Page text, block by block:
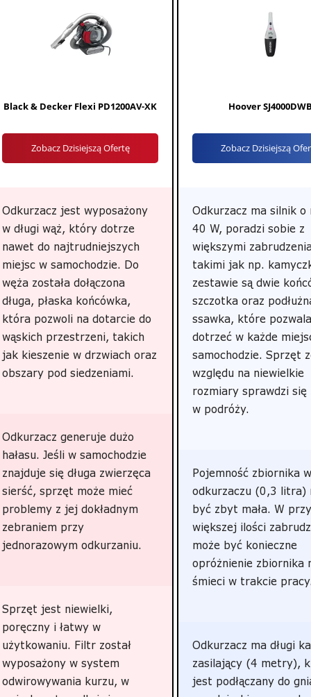
Black & Decker Flexi PD1200AV-XK
Zobacz Dzisiejszą Ofertę
Odkurzacz jest wyposażony
w długi wąż, który dotrze
nawet do najtrudniejszych
miejsc w samochodzie. Do
węża została dołączona
długa, płaska końcówka,
która pozwoli na dotarcie do
wąskich przestrzeni, takich
jak kieszenie w drzwiach oraz
obszary pod siedzeniami.
Odkurzacz generuje dużo
hałasu. Jeśli w samochodzie
znajduje się długa zwierzęca
sierść, sprzęt może mieć
problemy z jej dokładnym
zebraniem przy
jednorazowym odkurzaniu.
Sprzęt jest niewielki,
poręczny i łatwy w
użytkowaniu. Filtr został
wyposażony w system
odwirowywania kurzu, w
Hoover
Zobacz Dzisiejszą
Odkurzacz ma silnik o
40 W, poradzi sobie z
większymi
takimi jak np.
zestawie są dwie
szczotka oraz
ssawka, które
dotrzeć w każde
samochodzie. Sprzęt
względu na niewielkie
rozmiary sprawdzi się
w podróży.
Pojemność zbiornika
odkurzaczu (0,3 litra)
być zbyt mała. W
większej ilości
może być konieczne
opróżnienie zbiornika
śmieci w trakcie
Odkurzacz ma długi
zasilający (4 metry),
jest podłączany do